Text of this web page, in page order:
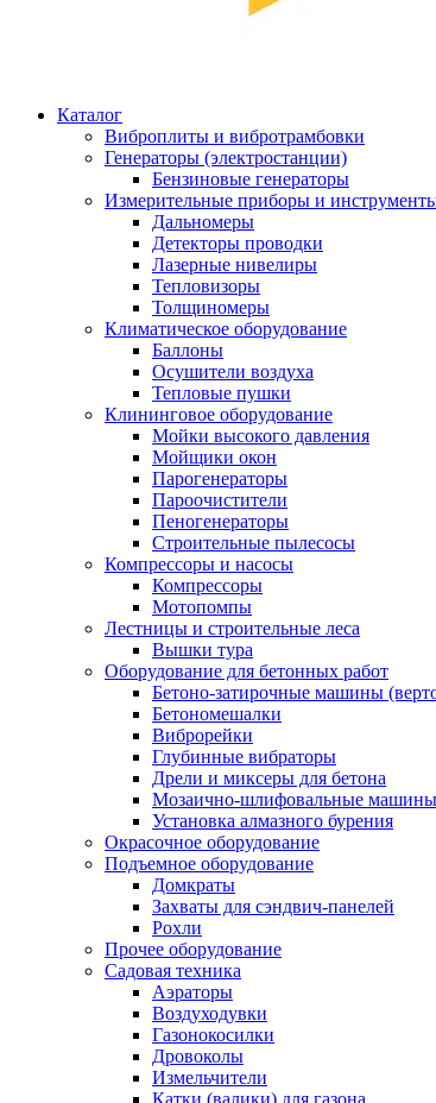
Каталог
Виброплиты и вибротрамбовки
Генераторы (электростанции)
Бензиновые генераторы
Измерительные приборы и
Дальномеры
Детекторы проводки
Лазерные нивелиры
Тепловизоры
Толщиномеры
Климатическое оборудование
Баллоны
Осушители воздуха
Тепловые пушки
Клининговое оборудование
Мойки высокого давления
Мойщики окон
Парогенераторы
Пароочистители
Пеногенераторы
Строительные пылесосы
Компрессоры и насосы
Компрессоры
Мотопомпы
Лестницы и строительные леса
Вышки тура
Оборудование для бетонных работ
Бетоно-затирочные машины
Бетономешалки
Виброрейки
Глубинные вибраторы
Дрели и миксеры для бетона
Мозаично-шлифовальные машины
Установка алмазного бурения
Окрасочное оборудование
Подъемное оборудование
Домкраты
Захваты для сэндвич-панелей
Рохли
Прочее оборудование
Садовая техника
Аэраторы
Воздуходувки
Газонокосилки
Дровоколы
Измельчители
Катки (валики) для газона